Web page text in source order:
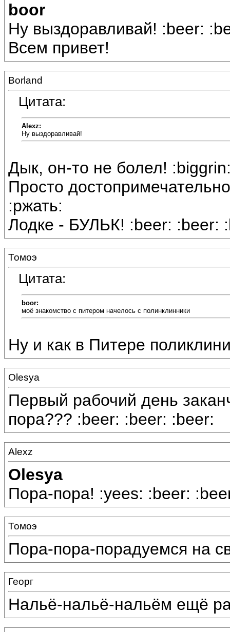
boor
Ну выздоравливай! :beer:
Всем привет!
Borland
Цитата:
Alexz:
Ну выздоравливай!
Дык, он-то не болел!
Просто
:ржать:
Лодке - БУЛЬК! :beer: :beer:
Томоэ
Цитата:
boor:
моё знакомство с питером начелось с полинклинники
Ну и как в Питере
Olesya
Первый рабочий день
пора??? :beer: :beer: :beer:
Alexz
Olesya
Пора-пора! :yees: :beer:
Томоэ
Пора-пора-порадуемся на
Георг
Нальё-нальё-нальём ещё